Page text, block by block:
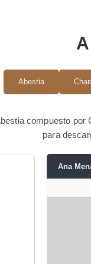
Abestia
compuesto por
para
Ana